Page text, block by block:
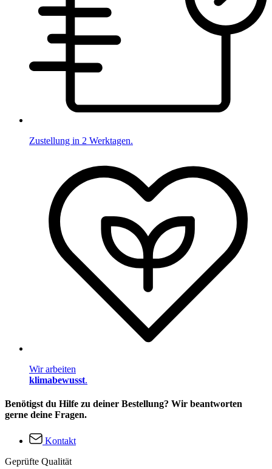
Zustellung in 2 Werktagen.
Wir arbeiten
klimabewusst.
Benötigst du Hilfe zu deiner Bestellung? Wir beantworten
gerne deine Fragen.
Kontakt
Geprüfte Qualität